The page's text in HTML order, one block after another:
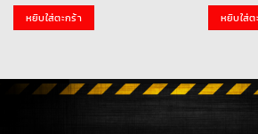
หยิบใส่ตะกร้า หยิบใส่ต